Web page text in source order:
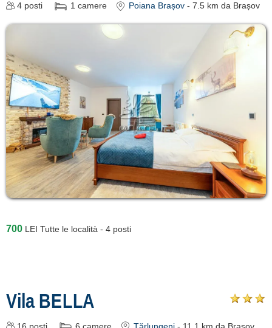
4 posti 1 camere Poiana Brașov - 7.5 km da Brașov
700 LEI Tutte le località - 4 posti
Vila BELLA